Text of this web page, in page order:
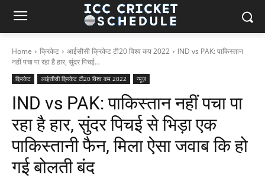
Home क्रिकेट आईसीसी क्रिकेट टी20 विश्व कप 2022
IND vs PAK: पाकिस्तान
नहीं पचा पा रहा है हार, सुंदर पिचई...
क्रिकेट आईसीसी क्रिकेट टी20 विश्व कप 2022 न्यूज़
IND vs PAK: पाकिस्तान नहीं पचा पा
रहा है हार, सुंदर पिचई से भिड़ा एक
पाकिस्तानी फैन, मिला ऐसा जवाब कि हो
गई बोलती बंद